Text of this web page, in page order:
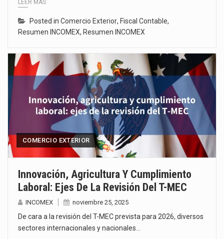
LEER MÁS
Posted in Comercio Exterior, Fiscal Contable,
Resumen INCOMEX, Resumen INCOMEX
COMERCIO EXTERIOR
Innovación, Agricultura Y Cumplimiento
Laboral: Ejes De La Revisión Del T-MEC
INCOMEX noviembre 25, 2025
De cara a la revisión del T-MEC prevista para 2026, diversos
sectores internacionales y nacionales…